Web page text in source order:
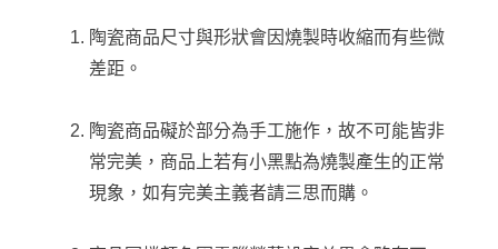
陶瓷商品尺寸與形狀會因燒製時收縮而有些微
差距。
陶瓷商品礙於部分為手工施作，故不可能皆非
常完美，商品上若有小黑點為燒製產生的正常
現象，如有完美主義者請三思而購。